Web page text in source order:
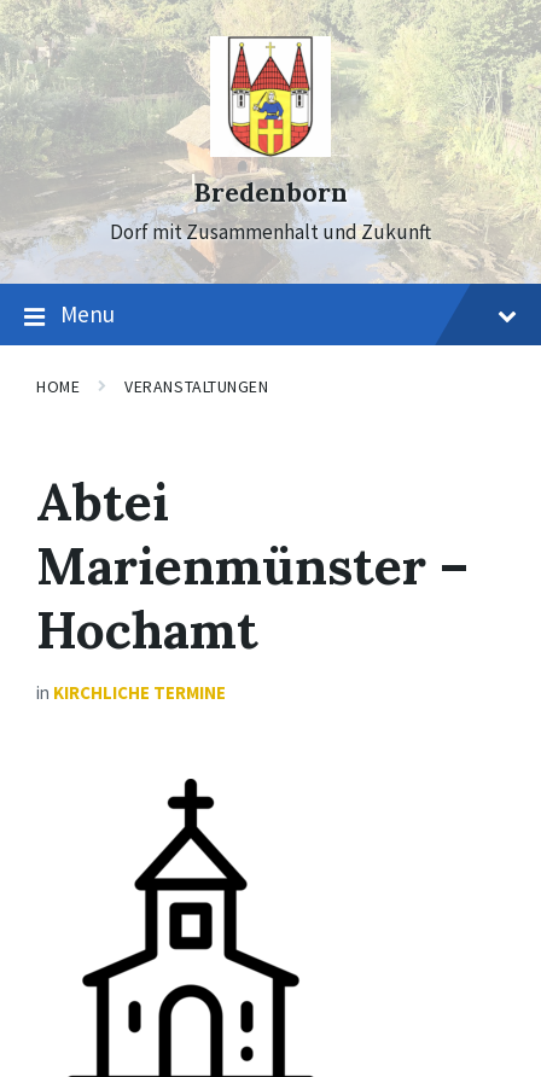
Skip
to
content
Skip
to
main
navigation
Skip
to
footer
Bredenborn
Dorf mit Zusammenhalt und Zukunft
Menu
HOME VERANSTALTUNGEN
Abtei
Marienmünster –
Hochamt
in KIRCHLICHE TERMINE